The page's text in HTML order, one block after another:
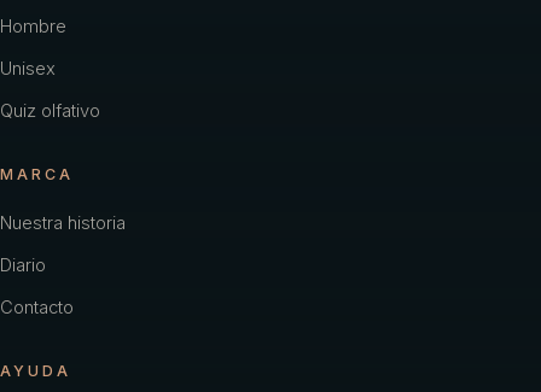
Hombre
Unisex
Quiz olfativo
MARCA
Nuestra historia
Diario
Contacto
AYUDA